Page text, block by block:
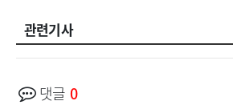
관련기사
댓글 0